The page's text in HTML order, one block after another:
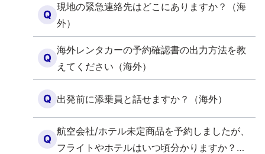
Q
現地の緊急連絡先はどこにありますか？（海
外）
Q
海外レンタカーの予約確認書の出力方法を教
えてください（海外）
Q 出発前に添乗員と話せますか？（海外）
Q
航空会社/ホテル未定商品を予約しましたが、
フライトやホテルはいつ頃分かりますか？